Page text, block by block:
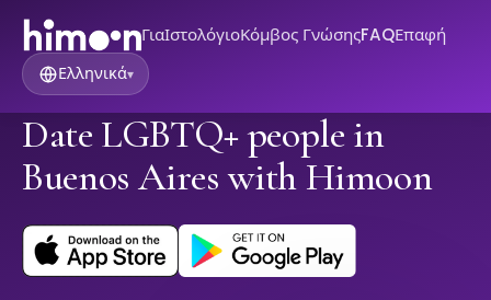
ΓιαΙστολόγιοΚόμβος ΓνώσηςFAQΕπαφή
Ελληνικά▾
Date LGBTQ+ people in
Buenos Aires with Himoon